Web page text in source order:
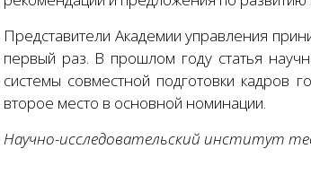
Представители Академии управления
первый раз. В прошлом году статья
системы совместной подготовки кадров
второе место в основной номинации.
Научно-исследовательский институт